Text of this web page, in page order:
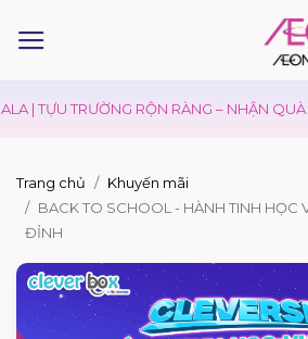
| TỰU TRƯỜNG RỘN RÀNG – NHẬN QUÀ
Trang chủ
Khuyến mãi
BACK TO SCHOOL - HÀNH TINH HỌC
ĐỈNH